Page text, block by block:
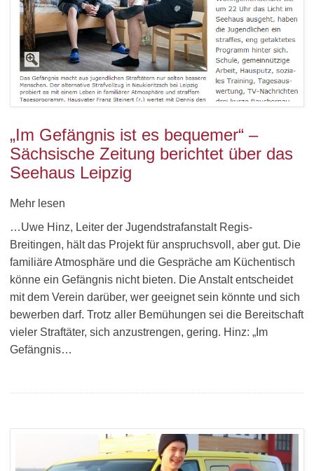
„Im Gefängnis ist es bequemer“ –
Sächsische Zeitung berichtet über das
Seehaus Leipzig
Mehr lesen
…Uwe Hinz, Leiter der Jugendstrafanstalt Regis-
Breitingen, hält das Projekt für anspruchsvoll, aber gut. Die
familiäre Atmosphäre und die Gespräche am Küchentisch
könne ein Gefängnis nicht bieten. Die Anstalt entscheidet
mit dem Verein darüber, wer geeignet sein könnte und sich
bewerben darf. Trotz aller Bemühungen sei die Bereitschaft
vieler Straftäter, sich anzustrengen, gering. Hinz: „Im
Gefängnis…